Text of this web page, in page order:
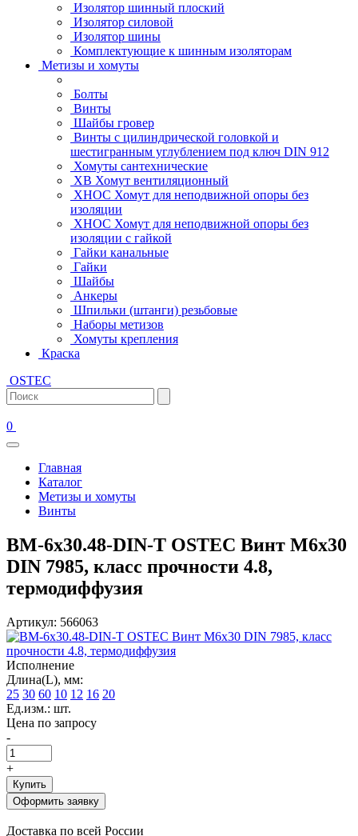
Изолятор шинный плоский
Изолятор силовой
Изолятор шины
Комплектующие к шинным изоляторам
Метизы и хомуты
Болты
Винты
Шайбы гровер
Винты с цилиндрической головкой и
шестигранным углублением под ключ DIN 912
Хомуты сантехнические
ХВ Хомут вентиляционный
ХНОС Хомут для неподвижной опоры без
изоляции
ХНОС Хомут для неподвижной опоры без
изоляции с гайкой
Гайки канальные
Гайки
Шайбы
Анкеры
Шпильки (штанги) резьбовые
Наборы метизов
Хомуты крепления
Краска
OSTEC
0
Главная
Каталог
Метизы и хомуты
Винты
ВМ-6х30.48-DIN-Т OSTEC Винт М6х30
DIN 7985, класс прочности 4.8,
термодиффузия
Артикул: 566063
Исполнение
Длина(L), мм:
25 30 60 10 12 16 20
Ед.изм.: шт.
Цена по запросу
-
+
Купить
Оформить заявку
Доставка по всей России